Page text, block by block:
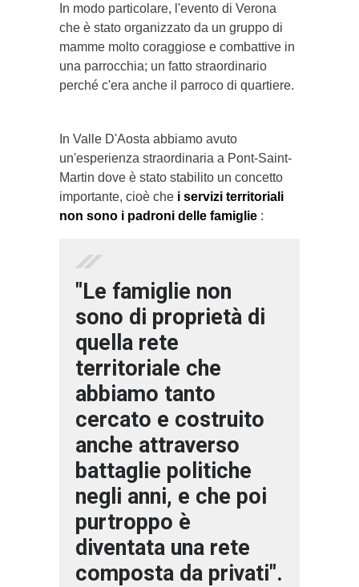
In modo particolare, l'evento di Verona
che è stato organizzato da un gruppo di
mamme molto coraggiose e combattive in
una parrocchia; un fatto straordinario
perché c'era anche il parroco di quartiere.
In Valle D'Aosta abbiamo avuto
un'esperienza straordinaria a Pont-Saint-
Martin dove è stato stabilito un concetto
importante, cioè che i servizi territoriali
non sono i padroni delle famiglie :
"Le famiglie non
sono di proprietà di
quella rete
territoriale che
abbiamo tanto
cercato e costruito
anche attraverso
battaglie politiche
negli anni, e che poi
purtroppo è
diventata una rete
composta da privati".